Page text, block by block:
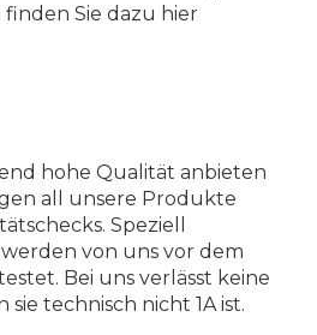
Sie dazu hier
hohe Qualität anbieten
all unsere Produkte
Speziell
von uns vor dem
Bei uns verlässt keine
technisch nicht 1A ist.